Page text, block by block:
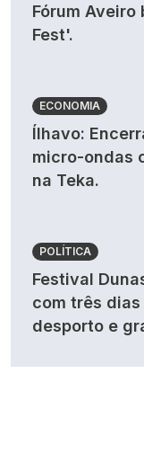
Fórum
Fest'.
ECONOMIA
Ílhavo:
micro-ondas
na Teka.
POLÍTICA
Festival
com três dias
desporto e